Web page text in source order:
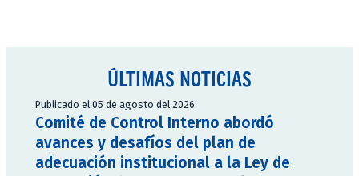
ÚLTIMAS NOTICIAS
Publicado el 05 de agosto del 2026
Comité de Control Interno abordó
avances y desafíos del plan de
adecuación institucional a la Ley de